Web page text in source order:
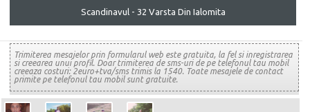
Scandinavul - 32 Varsta Din Ialomita
Trimiterea mesajelor prin formularul web este gratuita, la fel si inregistrarea
si creearea unui profil. Doar trimiterea de sms-uri de pe telefonul tau mobil
creeaza costuri: 2euro+tva/sms trimis la 1540. Toate mesajele de contact
primite pe telefonul tau mobil sunt gratuite.